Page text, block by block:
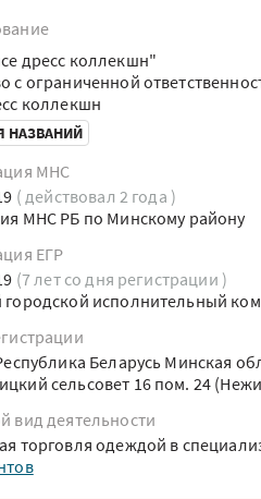
дресс коллекшн"
с ограниченной
коллекшн
НАЗВАНИЙ
МНС
( действовал 2 года )
МНС РБ по Минскому району
ЕГР
(7 лет со дня регистрации )
исполнительный
Беларусь Минская
сельсовет 16 пом. 24
вид деятельности
торговля одеждой в